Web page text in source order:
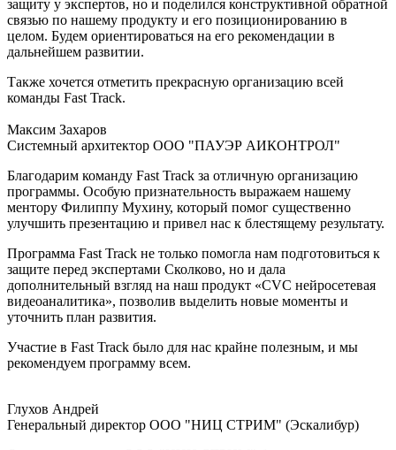
защиту у экспертов, но и поделился конструктивной обратной
связью по нашему продукту и его позиционированию в
целом. Будем ориентироваться на его рекомендации в
дальнейшем развитии.
Также хочется отметить прекрасную организацию всей
команды Fast Track.
Максим Захаров
Системный архитектор ООО "ПАУЭР АИКОНТРОЛ"
Благодарим команду Fast Track за отличную организацию
программы. Особую признательность выражаем нашему
ментору Филиппу Мухину, который помог существенно
улучшить презентацию и привел нас к блестящему результату.
Программа Fast Track не только помогла нам подготовиться к
защите перед экспертами Сколково, но и дала
дополнительный взгляд на наш продукт «CVC нейросетевая
видеоаналитика», позволив выделить новые моменты и
уточнить план развития.
Участие в Fast Track было для нас крайне полезным, и мы
рекомендуем программу всем.
Глухов Андрей
Генеральный директор ООО "НИЦ СТРИМ" (Эскалибур)